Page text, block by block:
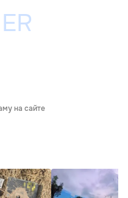
на сайте